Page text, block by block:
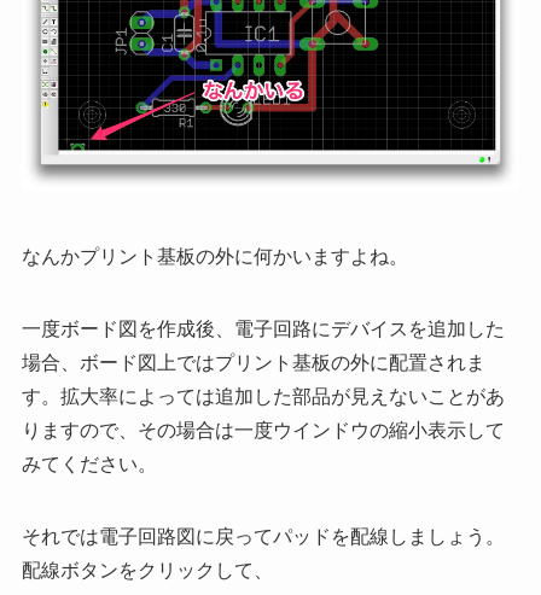
なんかプリント基板の外に何かいますよね。
一度ボード図を作成後、電子回路にデバイスを追加した
場合、ボード図上ではプリント基板の外に配置されま
す。拡大率によっては追加した部品が見えないことがあ
りますので、その場合は一度ウインドウの縮小表示して
みてください。
それでは電子回路図に戻ってパッドを配線しましょう。
配線ボタンをクリックして、